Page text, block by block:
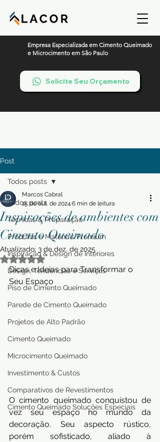
Empresa Especializada em Cimento Queimado
e Microcimento em São Paulo
Solicite Seu Orçamento
Post
Todos posts
Técnicas & Preparação
Produtos e Materiais Premium
Inspiração & Design de Interiores
Design, Tendências e Serviços
Piso de Cimento Queimado
Parede de Cimento Queimado
Projetos de Alto Padrão
Cimento Queimado
Microcimento Queimado
Investimento & Custos
Comparativos de Revestimentos
Cimento Queimado Soluções Especiais
Todos posts
Inspirações de ambientes com
Cimento Queimado
Marcos Cabral
15 de out. de 2024 6 min de leitura
Atualizado: 3 de dez. de 2025
Avaliado com NaN de 5 estrelas.
Dicas e Ideias para Transformar o
Seu Espaço
O cimento queimado conquistou de
vez seu espaço no mundo da
decoração. Seu aspecto rústico,
porém sofisticado, aliado à